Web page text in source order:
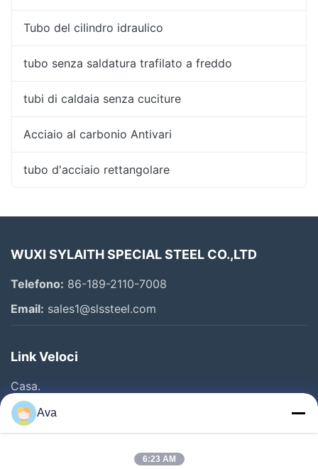
Tubo del cilindro idraulico
tubo senza saldatura trafilato a freddo
tubi di caldaia senza cuciture
Acciaio al carbonio Antivari
tubo d'acciaio rettangolare
WUXI SYLAITH SPECIAL STEEL CO.,LTD
Telefono: 86-189-2110-7008
Email: sales1@slssteel.com
Link Veloci
Casa.
Prodotti
Video
Ava
6:23 AM